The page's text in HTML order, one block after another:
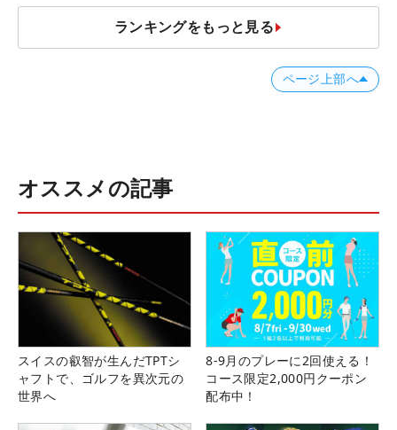
ランキングをもっと見る
ページ上部へ
オススメの記事
スイスの叡智が生んだTPTシ
ャフトで、ゴルフを異次元の
世界へ
8-9月のプレーに2回使える！
コース限定2,000円クーポン
配布中！